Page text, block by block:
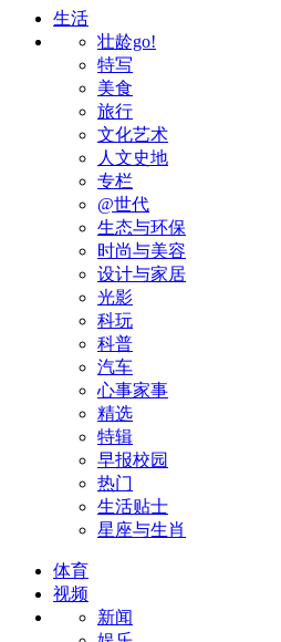
生活
壮龄go!
特写
美食
旅行
文化艺术
人文史地
专栏
@世代
生态与环保
时尚与美容
设计与家居
光影
科玩
科普
汽车
心事家事
精选
特辑
早报校园
热门
生活贴士
星座与生肖
体育
视频
新闻